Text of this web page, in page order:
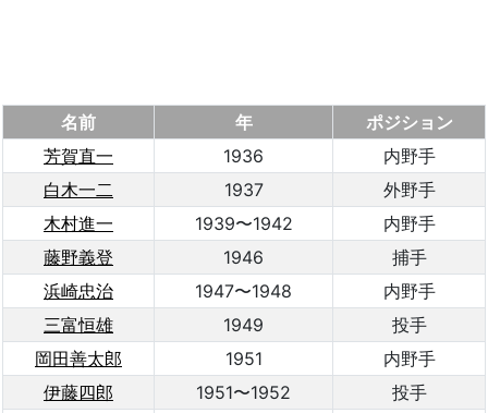
名前 年
ポジション
芳賀直一
1936
内野手
白木一二
1937
外野手
木村進一
1939〜1942
内野手
藤野義登
1946
捕手
浜崎忠治
1947〜1948
内野手
三富恒雄
1949
投手
岡田善太郎
1951
内野手
伊藤四郎
1951〜1952
投手